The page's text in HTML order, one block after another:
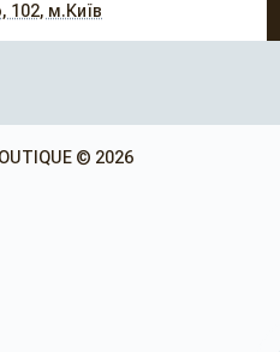
102, м.Київ
© 2026